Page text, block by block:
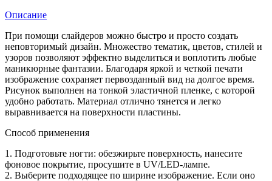
Описание
При помощи слайдеров можно быстро и просто создать
неповторимый дизайн. Множество тематик, цветов, стилей и
узоров позволяют эффектно выделиться и воплотить любые
маникюрные фантазии. Благодаря яркой и четкой печати
изображение сохраняет первозданный вид на долгое время.
Рисунок выполнен на тонкой эластичной пленке, с которой
удобно работать. Материал отлично тянется и легко
выравнивается на поверхности пластины.
Способ применения
1. Подготовьте ногти: обезжирьте поверхность, нанесите
фоновое покрытие, просушите в UV/LED-лампе.
2. Выберите подходящее по ширине изображение. Если оно